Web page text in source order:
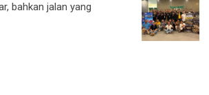
bahkan jalan yang